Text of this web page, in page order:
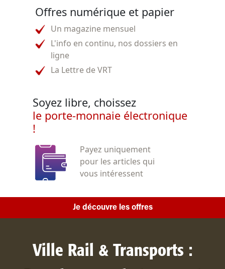
Offres numérique et papier
Un magazine mensuel
L'info en continu, nos dossiers en
ligne
La Lettre de VRT
Soyez libre, choissez
le porte-monnaie électronique
!
Payez uniquement
pour les articles qui
vous intéressent
Je découvre les offres
Ville Rail & Transports :